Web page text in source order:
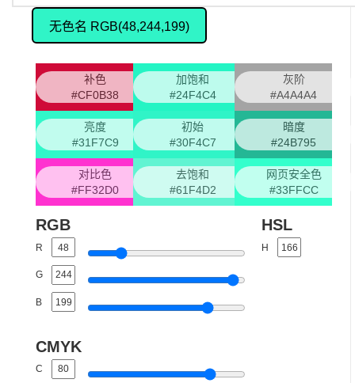
无色名 RGB(48,244,199)
补色
#CF0B38
加饱和
#24F4C4
灰阶
#A4A4A4
亮度
#31F7C9
初始
#30F4C7
暗度
#24B795
对比色
#FF32D0
去饱和
#61F4D2
网页安全色
#33FFCC
RGB
R
G
B
CMYK
C
HSL
H